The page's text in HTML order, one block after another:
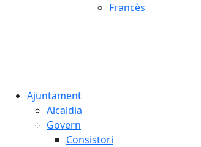
Francès
Ajuntament
Alcaldia
Govern
Consistori